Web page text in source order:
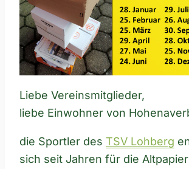
Liebe Vereinsmitglieder,
liebe Einwohner von
die Sportler des TSV Lohberg
sich seit Jahren für die